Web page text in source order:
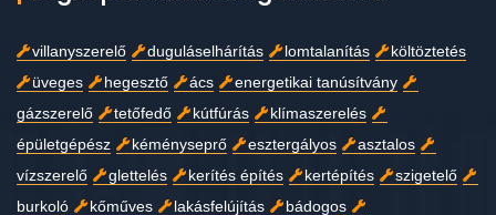
villanyszerelő duguláselhárítás lomtalanítás
költöztetés
üveges
hegesztő ács
energetikai tanúsítvány
gázszerelő
tetőfedő kútfúrás
klímaszerelés
épületgépész
kéményseprő esztergályos
asztalos
vízszerelő
glettelés kerítés építés kertépítés
szigetelő
burkoló
kőműves lakásfelújítás
bádogos